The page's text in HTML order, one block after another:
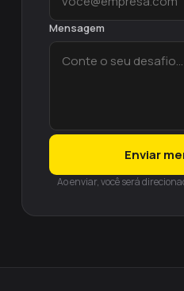
Mensagem
Enviar
Ao enviar, você será